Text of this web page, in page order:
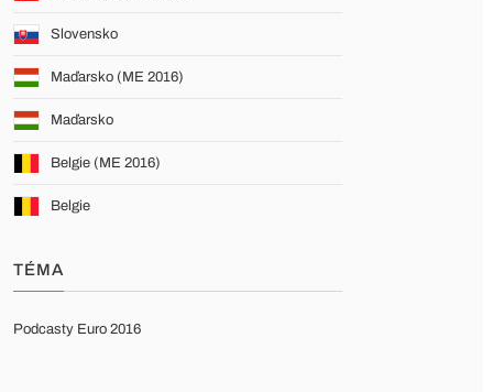
Slovensko
Maďarsko (ME 2016)
Maďarsko
Belgie (ME 2016)
Belgie
TÉMA
Podcasty Euro 2016